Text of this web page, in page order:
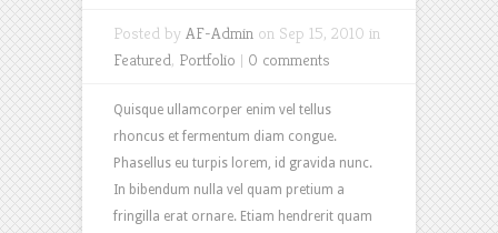
Posted by AF-Admin on Sep 15, 2010 in
Featured, Portfolio | 0 comments
Quisque ullamcorper enim vel tellus
rhoncus et fermentum diam congue.
Phasellus eu turpis lorem, id gravida nunc.
In bibendum nulla vel quam pretium a
fringilla erat ornare. Etiam hendrerit quam